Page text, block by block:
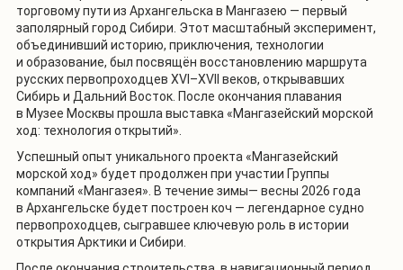
торговому пути из Архангельска в Мангазею — первый
заполярный город Сибири. Этот масштабный эксперимент,
объединивший историю, приключения, технологии
и образование, был посвящён восстановлению маршрута
русских первопроходцев XVI–XVII веков, открывавших
Сибирь и Дальний Восток. После окончания плавания
в Музее Москвы прошла выставка «Мангазейский морской
ход: технология открытий».
Успешный опыт уникального проекта «Мангазейский
морской ход» будет продолжен при участии Группы
компаний «Мангазея». В течение зимы— весны 2026 года
в Архангельске будет построен коч — легендарное судно
первопроходцев, сыгравшее ключевую роль в истории
открытия Арктики и Сибири.